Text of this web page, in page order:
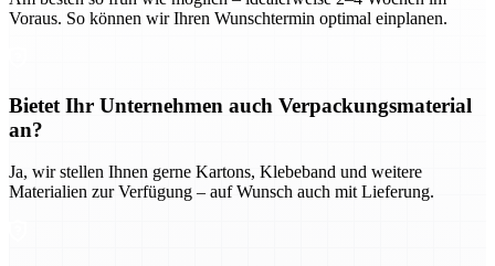
Voraus. So können wir Ihren Wunschtermin optimal einplanen.
Bietet Ihr Unternehmen auch Verpackungsmaterial
an?
Ja, wir stellen Ihnen gerne Kartons, Klebeband und weitere
Materialien zur Verfügung – auf Wunsch auch mit Lieferung.